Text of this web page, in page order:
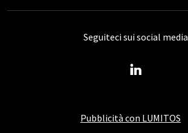
Pubblicità con LUMITOS
Seguiteci sui social media